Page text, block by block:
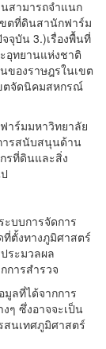
สามารถจำแนก
ขตที่ดินสานักฟาร์ม
จุบัน 3.)เรื่องพื้นที่
อุทยานแห่งชาติ
ของราษฎรในเขต
ตจัดนิคมสหกรณ์
ร์มมหาวิทยาลัย
ารสนับสนุนด้าน
รที่ดินและสิ่ง
ะบบการจัดการ
ตั้งทางภูมิศาสตร์
ระมวลผล
การสำรวจ
ลที่ได้จากการ
ๆ ซึ่งอาจจะเป็น
นเทศภูมิศาสตร์